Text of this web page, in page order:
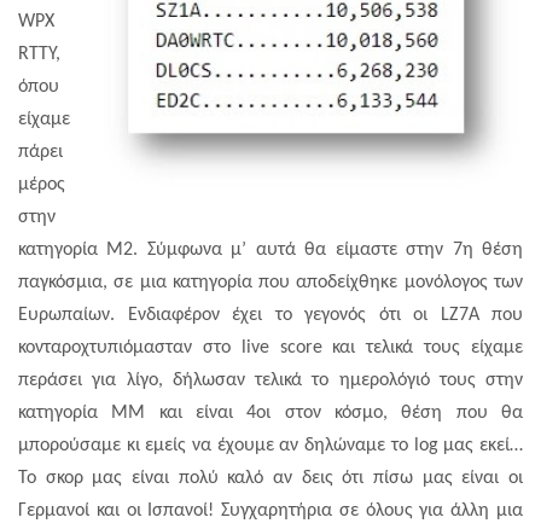
WPX
RTTY,
όπου
είχαμε
πάρει
μέρος
στην
κατηγορία Μ2. Σύμφωνα μ’ αυτά θα είμαστε στην 7η θέση
παγκόσμια, σε μια κατηγορία που αποδείχθηκε μονόλογος των
Ευρωπαίων. Ενδιαφέρον έχει το γεγονός ότι οι LZ7A που
κονταροχτυπιόμασταν στο live score και τελικά τους είχαμε
περάσει για λίγο, δήλωσαν τελικά το ημερολόγιό τους στην
κατηγορία ΜΜ και είναι 4οι στον κόσμο, θέση που θα
μπορούσαμε κι εμείς να έχουμε αν δηλώναμε το log μας εκεί…
Το σκορ μας είναι πολύ καλό αν δεις ότι πίσω μας είναι οι
Γερμανοί και οι Ισπανοί! Συγχαρητήρια σε όλους για άλλη μια